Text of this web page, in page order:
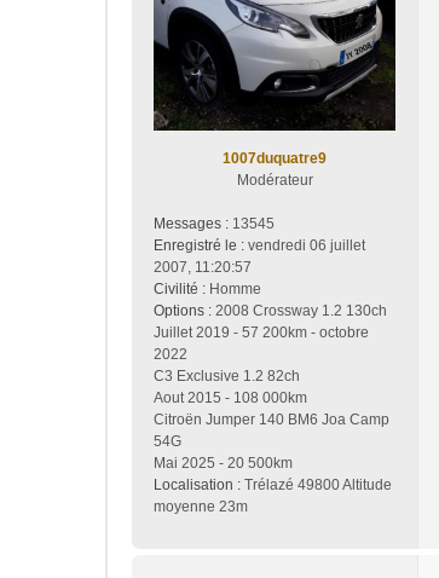
1007duquatre9
Modérateur
Messages : 13545
Enregistré le : vendredi 06 juillet
2007, 11:20:57
Civilité : Homme
Options : 2008 Crossway 1.2 130ch
Juillet 2019 - 57 200km - octobre
2022
C3 Exclusive 1.2 82ch
Aout 2015 - 108 000km
Citroën Jumper 140 BM6 Joa Camp
54G
Mai 2025 - 20 500km
Localisation : Trélazé 49800 Altitude
moyenne 23m